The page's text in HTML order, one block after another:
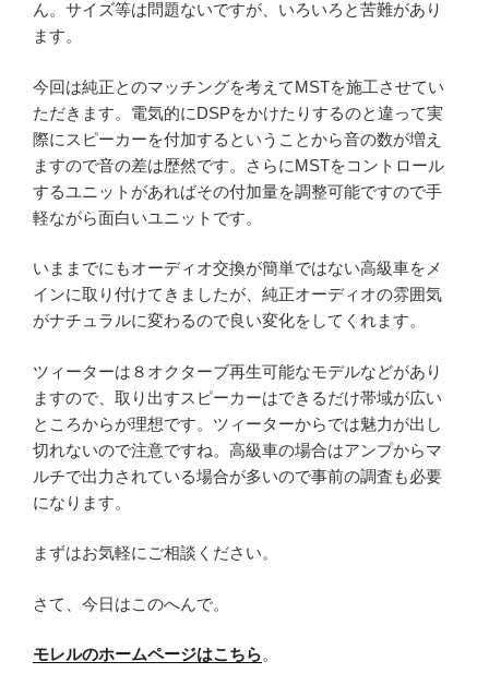
ん。サイズ等は問題ないですが、いろいろと苦難があり
ます。
今回は純正とのマッチングを考えてMSTを施工させてい
ただきます。電気的にDSPをかけたりするのと違って実
際にスピーカーを付加するということから音の数が増え
ますので音の差は歴然です。さらにMSTをコントロール
するユニットがあればその付加量を調整可能ですので手
軽ながら面白いユニットです。
いままでにもオーディオ交換が簡単ではない高級車をメ
インに取り付けてきましたが、純正オーディオの雰囲気
がナチュラルに変わるので良い変化をしてくれます。
ツィーターは８オクターブ再生可能なモデルなどがあり
ますので、取り出すスピーカーはできるだけ帯域が広い
ところからが理想です。ツィーターからでは魅力が出し
切れないので注意ですね。高級車の場合はアンプからマ
ルチで出力されている場合が多いので事前の調査も必要
になります。
まずはお気軽にご相談ください。
さて、今日はこのへんで。
モレルのホームページはこちら。